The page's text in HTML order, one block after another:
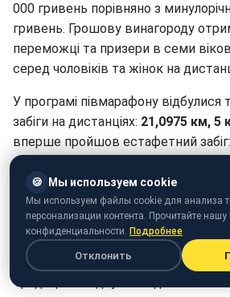
000 гривень порівняно з
гривень. Грошову винагороду
переможці та призери в семи
серед чоловіків та жінок на
У програмі півмарафону відбулися
забіги на дистанціях: 21,0975 км, 5
вперше пройшов естафетний забіг:
км+1х11,0975 км HeForShe Lviv
3х5 км +1х6,0975 кмпід назвою
Relay. Також вдруге під час
відбувсяFamily Run,участь у
сімейна команда у будь-якому
маленькими дітлахами на руках та
Традиційно відбулися і дитячі
🍪 Мы используем cookie
Мы используем файлы cookie для анализа
персонализации контента. Прочитайте нашу
конфиденциальности. Подробнее
Отклонить